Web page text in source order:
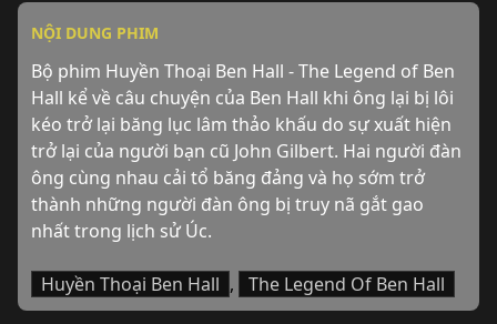
NỘI DUNG PHIM
Bộ phim Huyền Thoại Ben Hall - The Legend of Ben
Hall kể về câu chuyện của Ben Hall khi ông lại bị lôi
kéo trở lại băng lục lâm thảo khấu do sự xuất hiện
trở lại của người bạn cũ John Gilbert. Hai người đàn
ông cùng nhau cải tổ băng đảng và họ sớm trở
thành những người đàn ông bị truy nã gắt gao
nhất trong lịch sử Úc.
Huyền Thoại Ben Hall , The Legend Of Ben Hall